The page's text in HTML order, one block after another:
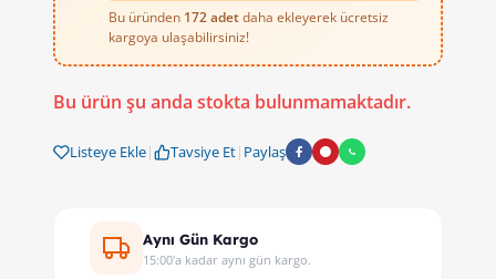
Bu üründen 172 adetdaha ekleyerek ücretsiz
kargoya ulaşabilirsiniz!
Bu ürün şu anda stokta bulunmamaktadır.
Listeye Ekle| Tavsiye Et| Paylaş
Aynı Gün Kargo
15:00'a kadar aynı gün kargo.